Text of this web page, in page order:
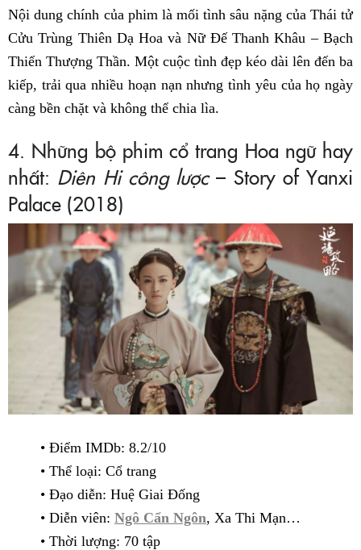
Nội dung chính của phim là mối tình sâu nặng của Thái tử
Cửu Trùng Thiên Dạ Hoa và Nữ Đế Thanh Khâu – Bạch
Thiển Thượng Thần. Một cuộc tình đẹp kéo dài lên đến ba
kiếp, trải qua nhiều hoạn nạn nhưng tình yêu của họ ngày
càng bền chặt và không thể chia lìa.
4. Những bộ phim cổ trang Hoa ngữ hay
nhất: Diên Hi công lược– Story of Yanxi
Palace (2018)
• Điểm IMDb: 8.2/10
• Thể loại: Cổ trang
• Đạo diễn: Huệ Giai Đống
• Diễn viên: Ngô Cẩn Ngôn, Xa Thi Mạn…
• Thời lượng: 70 tập